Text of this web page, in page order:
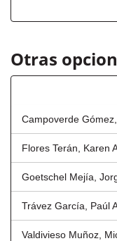
Otras
Campoverde
Flores Terán, Karen
Goetschel Mejía,
Trávez García, Paúl
Valdivieso Muñoz,